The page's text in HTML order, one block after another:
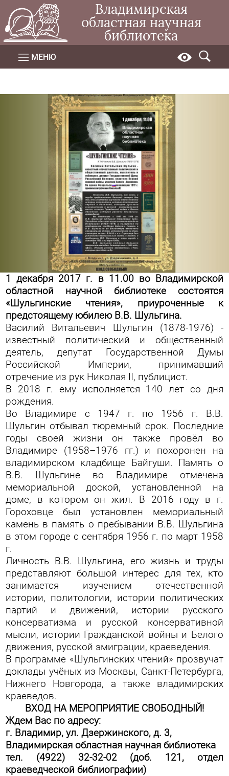
Владимирская
областная научная
библиотека
МЕНЮ
1 декабря 2017 г. в 11.00 во Владимирской
областной научной библиотеке состоятся
«Шульгинские чтения», приуроченные к
предстоящему юбилею В.В. Шульгина.
Василий Витальевич Шульгин (1878-1976) -
известный политический и общественный
деятель, депутат Государственной Думы
Российской Империи, принимавший
отречение из рук Николая II, публицист.
В 2018 г. ему исполняется 140 лет со дня
рождения.
Во Владимире с 1947 г. по 1956 г. В.В.
Шульгин отбывал тюремный срок. Последние
годы своей жизни он также провёл во
Владимире (1958–1976 гг.) и похоронен на
владимирском кладбище Байгуши. Память о
В.В. Шульгине во Владимире отмечена
мемориальной доской, установленной на
доме, в котором он жил. В 2016 году в г.
Гороховце был установлен мемориальный
камень в память о пребывании В.В. Шульгина
в этом городе с сентября 1956 г. по март 1958
г.
Личность В.В. Шульгина, его жизнь и труды
представляют большой интерес для тех, кто
занимается изучением отечественной
истории, политологии, истории политических
партий и движений, истории русского
консерватизма и русской консервативной
мысли, истории Гражданской войны и Белого
движения, русской эмиграции, краеведения.
В программе «Шульгинских чтений» прозвучат
доклады учёных из Москвы, Санкт-Петербурга,
Нижнего Новгорода, а также владимирских
краеведов.
ВХОД НА МЕРОПРИЯТИЕ СВОБОДНЫЙ!
Ждем Вас по адресу:
г. Владимир, ул. Дзержинского, д. 3,
Владимирская областная научная библиотека
тел. (4922) 32-32-02 (доб. 121, отдел
краеведческой библиографии)